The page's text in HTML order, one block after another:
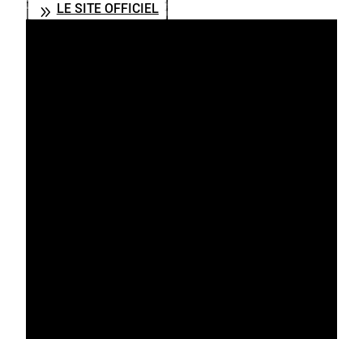
LE SITE OFFICIEL